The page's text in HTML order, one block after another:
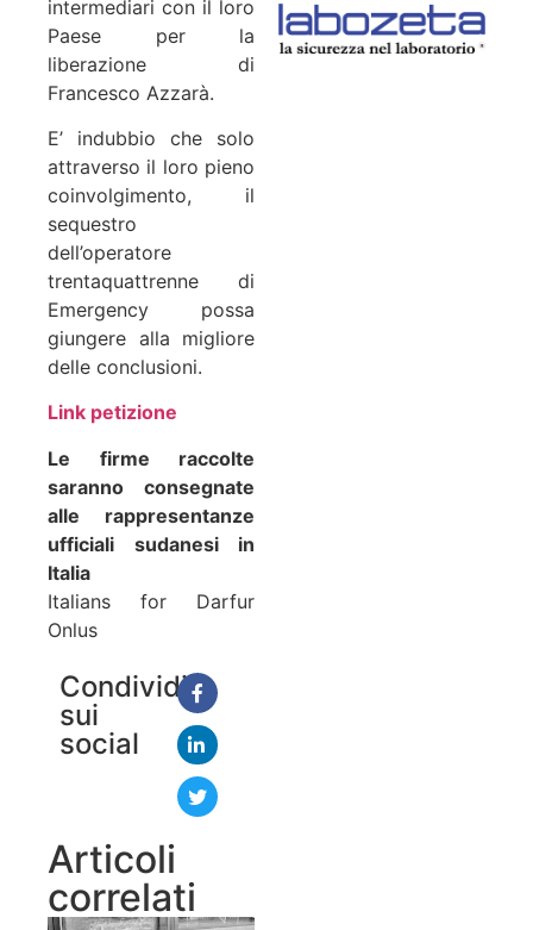
intermediari con il loro
Paese per la
liberazione di
Francesco Azzarà.
E’ indubbio che solo
attraverso il loro pieno
coinvolgimento, il
sequestro
dell’operatore
trentaquattrenne di
Emergency possa
giungere alla migliore
delle conclusioni.
Link petizione
Le firme raccolte
saranno consegnate
alle rappresentanze
ufficiali sudanesi in
Italia
Italians for Darfur
Onlus
Condividi
sui
social
Articoli
correlati